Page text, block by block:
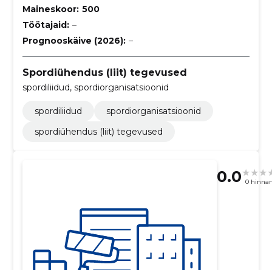
Maineskoor: 500
Töötajaid: –
Prognooskäive (2026): –
Spordiühendus (liit) tegevused
spordiliidud, spordiorganisatsioonid
spordiliidud
spordiorganisatsioonid
spordiühendus (liit) tegevused
0.0 0